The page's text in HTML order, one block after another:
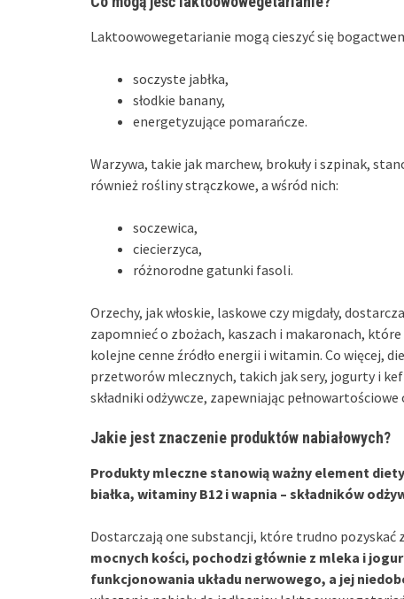
Laktoowowegetarianie mogą cieszyć się
soczyste jabłka,
słodkie banany,
energetyzujące pomarańcze.
Warzywa, takie jak marchew, brokuły i szpinak,
również rośliny strączkowe, a wśród nich:
soczewica,
ciecierzyca,
różnorodne gatunki fasoli.
Orzechy, jak włoskie, laskowe czy migdały,
zapomnieć o zbożach, kaszach i makaronach, które
kolejne cenne źródło energii i witamin. Co więcej,
przetworów mlecznych, takich jak sery, jogurty i
składniki odżywcze, zapewniając pełnowartościowe
Jakie jest znaczenie produktów nabiałowych?
Produkty mleczne stanowią ważny element
białka, witaminy B12 i wapnia – składników
Dostarczają one substancji, które trudno pozyskać z
mocnych kości, pochodzi głównie z mleka i
funkcjonowania układu nerwowego, a jej